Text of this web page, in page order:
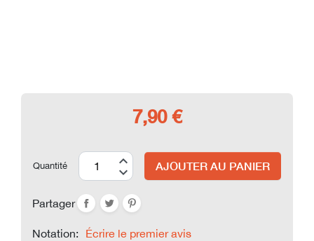
7,90 €
Quantité AJOUTER AU PANIER
Partager
Notation: Écrire le premier avis